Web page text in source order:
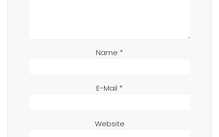
Name *
E-Mail *
Website